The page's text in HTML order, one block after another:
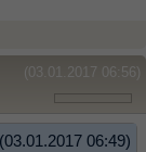
(03.01.2017 06:56)
(03.01.2017 06:49)